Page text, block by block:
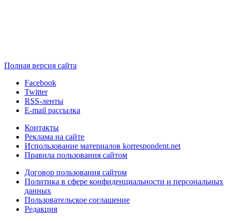
Полная версия сайта
Facebook
Twitter
RSS-ленты
E-mail рассылка
Контакты
Реклама на сайте
Использование материалов korrespondent.net
Правила пользования сайтом
Договор пользования сайтом
Политика в сфере конфиденциальности и персональных
данных
Пользовательское соглашение
Редакция